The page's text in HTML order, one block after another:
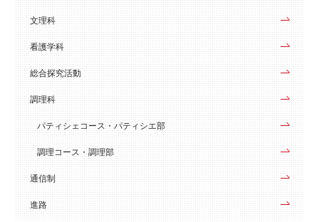
文理科
看護学科
総合探究活動
調理科
パティシェコース・パティシエ部
調理コース・調理部
通信制
進路